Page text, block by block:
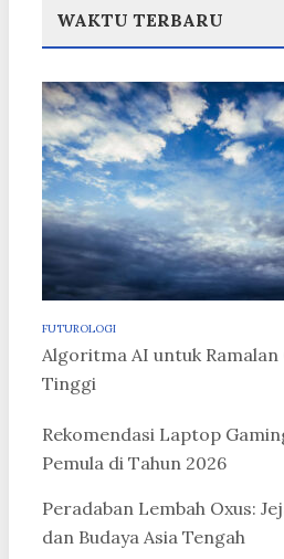
WAKTU TERBARU
FUTUROLOGI
Algoritma AI untuk Ramalan
Tinggi
Rekomendasi Laptop
Pemula di Tahun 2026
Peradaban Lembah Oxus:
dan Budaya Asia Tengah